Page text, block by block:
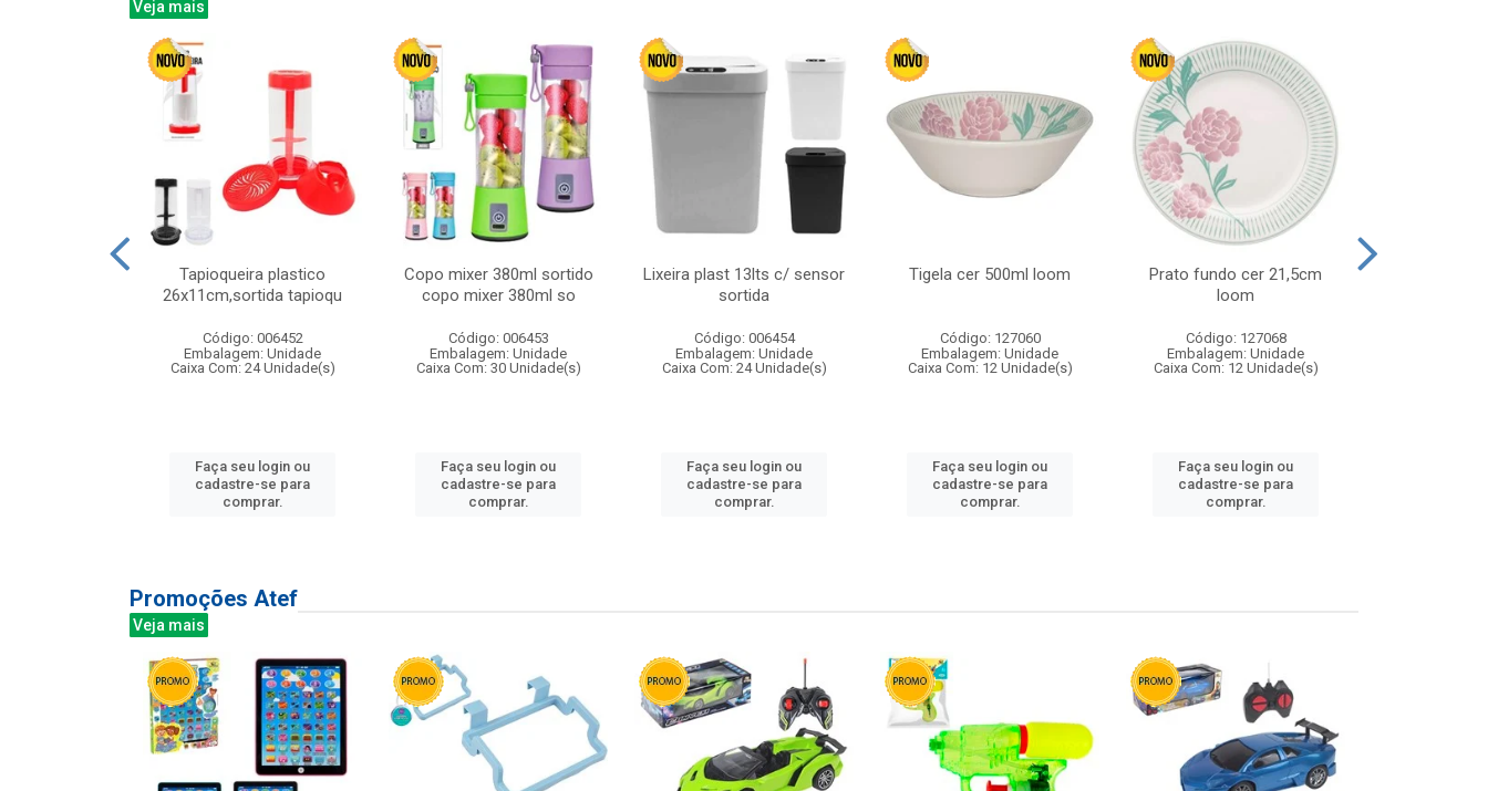
Veja mais
Tapioqueira plastico
26x11cm,sortida tapioqu
Código: 006452
Embalagem: Unidade
Caixa Com: 24 Unidade(s)
Faça seu login ou
cadastre-se para
comprar.
Copo mixer 380ml sortido
copo mixer 380ml so
Código: 006453
Embalagem: Unidade
Caixa Com: 30 Unidade(s)
Faça seu login ou
cadastre-se para
comprar.
Lixeira plast 13lts c/ sensor
sortida
Código: 006454
Embalagem: Unidade
Caixa Com: 24 Unidade(s)
Faça seu login ou
cadastre-se para
comprar.
Tigela cer 500ml loom
Código: 127060
Embalagem: Unidade
Caixa Com: 12 Unidade(s)
Faça seu login ou
cadastre-se para
comprar.
Prato fundo cer 21,5cm
loom
Código: 127068
Embalagem: Unidade
Caixa Com: 12 Unidade(s)
Faça seu login ou
cadastre-se para
comprar.
Promoções Atef
Veja mais